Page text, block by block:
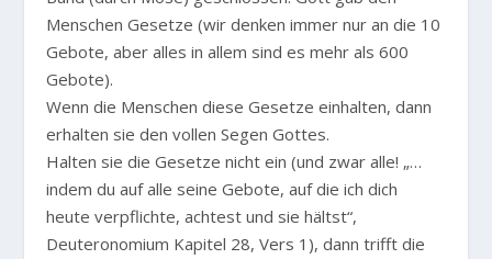
Menschen Gesetze (wir denken immer nur an die 10
Gebote, aber alles in allem sind es mehr als 600
Gebote).
Wenn die Menschen diese Gesetze einhalten, dann
erhalten sie den vollen Segen Gottes.
Halten sie die Gesetze nicht ein (und zwar alle! „…
indem du auf alle seine Gebote, auf die ich dich
heute verpflichte, achtest und sie hältst“,
Deuteronomium Kapitel 28, Vers 1), dann trifft die